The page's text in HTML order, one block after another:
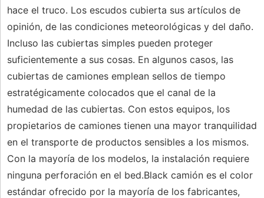
hace el truco. Los escudos cubierta sus artículos de
opinión, de las condiciones meteorológicas y del daño.
Incluso las cubiertas simples pueden proteger
suficientemente a sus cosas. En algunos casos, las
cubiertas de camiones emplean sellos de tiempo
estratégicamente colocados que el canal de la
humedad de las cubiertas. Con estos equipos, los
propietarios de camiones tienen una mayor tranquilidad
en el transporte de productos sensibles a los mismos.
Con la mayoría de los modelos, la instalación requiere
ninguna perforación en el bed.Black camión es el color
estándar ofrecido por la mayoría de los fabricantes,